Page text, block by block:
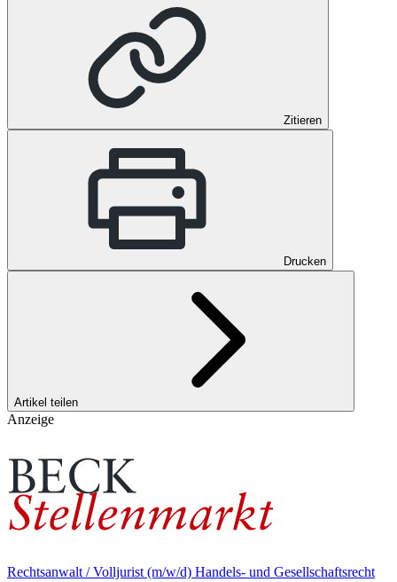
Zitieren
Drucken
Artikel teilen
Anzeige
Rechtsanwalt / Volljurist (m/w/d) Handels- und Gesellschaftsrecht